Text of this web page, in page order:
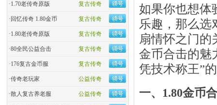
复古传奇
·1.70老传奇原版
复古传奇
· 回忆传奇 1.80金币
复古传奇
·1.80老传奇原版
复古传奇
·80全民公益合击
复古传奇
·176复古金币服
公益传奇
·传奇老玩家
公益传奇
·散人复古养老服
如果你也想体
乐趣，那么选
扇情怀之门的
金币合击的魅
凭技术称王”
一、1.80金币